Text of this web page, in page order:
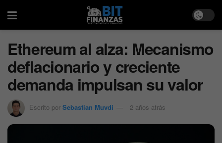
Ethereum al alza: Mecanismo
deflacionario y creciente
demanda impulsan su valor
Escrito por Sebastian Muvdi 2 años atrás